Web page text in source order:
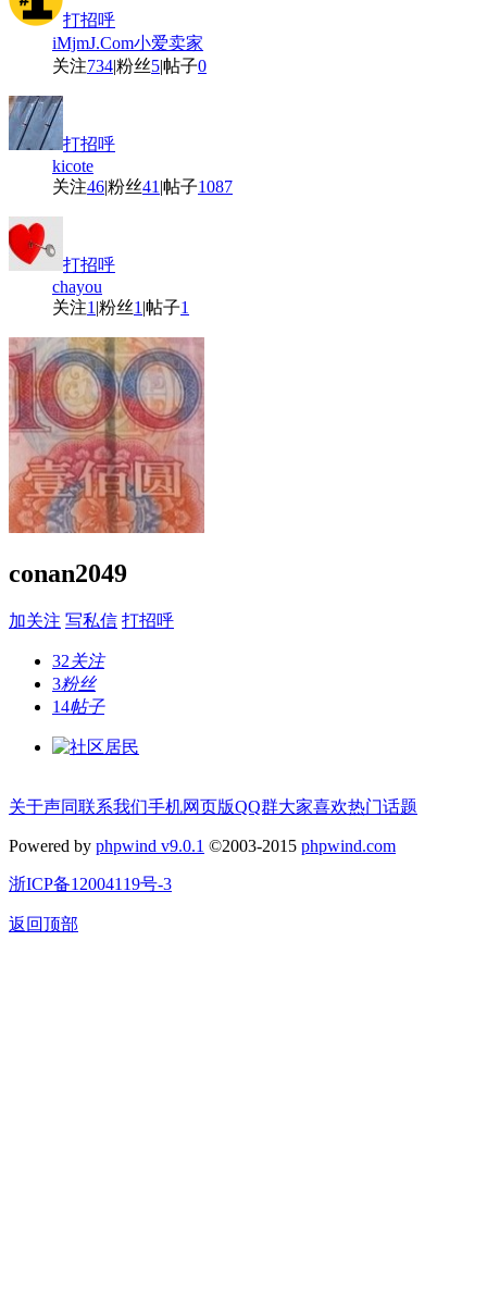
打招呼
iMjmJ.Com小爱卖家
关注734|粉丝5|帖子0
打招呼
kicote
关注46|粉丝41 |帖子1087
打招呼
chayou
关注1 |粉丝1 |帖子1
conan2049
加关注 写私信 打招呼
32关注
3粉丝
14帖子
关于声同联系我们手机网页版QQ群大家喜欢热门话题
Powered by phpwind v9.0.1 ©2003-2015 phpwind.com
浙ICP备12004119号-3
返回顶部